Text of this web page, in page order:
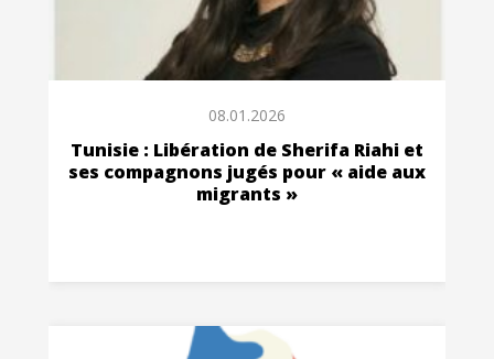
08.01.2026
Tunisie : Libération de Sherifa Riahi et
ses compagnons jugés pour « aide aux
migrants »